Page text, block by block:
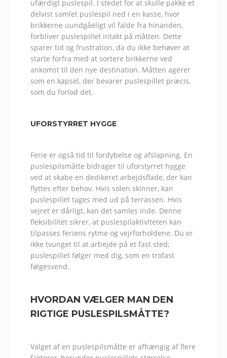
ufærdigt puslespil. I stedet for at skulle pakke et
delvist samlet puslespil ned i en kasse, hvor
brikkerne uundgåeligt vil falde fra hinanden,
forbliver puslespillet intakt på måtten. Dette
sparer tid og frustration, da du ikke behøver at
starte forfra med at sortere brikkerne ved
ankomst til den nye destination. Måtten agerer
som en kapsel, der bevarer puslespillet præcis,
som du forlod det.
UFORSTYRRET HYGGE
Ferie er også tid til fordybelse og afslapning. En
puslespilsmåtte bidrager til uforstyrret hygge
ved at skabe en dedikeret arbejdsflade, der kan
flyttes efter behov. Hvis solen skinner, kan
puslespillet tages med ud på terrassen. Hvis
vejret er dårligt, kan det samles inde. Denne
fleksibilitet sikrer, at puslespilaktiviteten kan
tilpasses feriens rytme og vejrforholdene. Du er
ikke tvunget til at arbejde på et fast sted;
puslespillet følger med dig, som en trofast
følgesvend.
HVORDAN VÆLGER MAN DEN
RIGTIGE PUSLESPILSMÅTTE?
Valget af en puslespilsmåtte er afhængig af flere